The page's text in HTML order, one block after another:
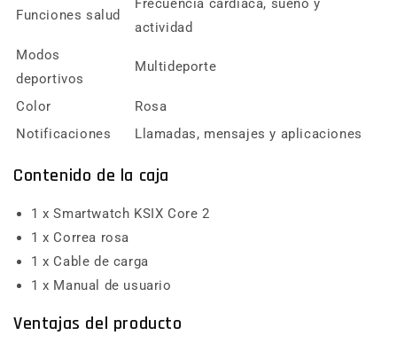
Funciones salud
Frecuencia cardíaca, sueño y
actividad
Modos
deportivos
Multideporte
Color
Rosa
Notificaciones
Llamadas, mensajes y aplicaciones
Contenido de la caja
1 x Smartwatch KSIX Core 2
1 x Correa rosa
1 x Cable de carga
1 x Manual de usuario
Ventajas del producto